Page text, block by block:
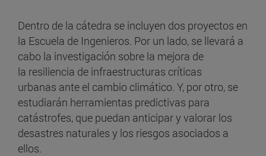
Dentro de la cátedra se incluyen dos proyectos en
la Escuela de Ingenieros. Por un lado, se llevará a
cabo la investigación sobre la mejora de
la resiliencia de infraestructuras críticas
urbanas ante el cambio climático. Y, por otro, se
estudiarán herramientas predictivas para
catástrofes, que puedan anticipar y valorar los
desastres naturales y los riesgos asociados a
ellos.